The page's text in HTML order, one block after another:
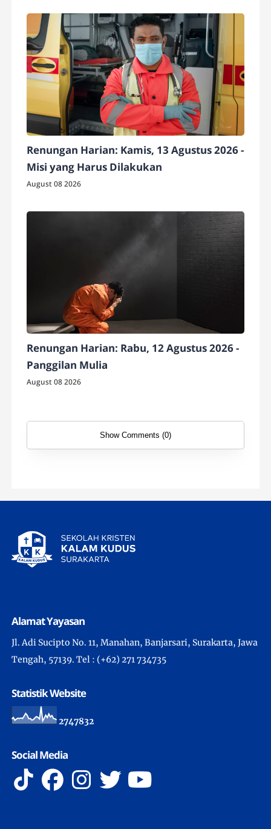
Renungan Harian: Kamis, 13 Agustus 2026 -
Misi yang Harus Dilakukan
August 08 2026
Renungan Harian: Rabu, 12 Agustus 2026 -
Panggilan Mulia
August 08 2026
Show Comments (0)
Alamat Yayasan
Jl. Adi Sucipto No. 11, Manahan, Banjarsari, Surakarta, Jawa
Tengah, 57139. Tel : (+62) 271 734735
Statistik Website
2747832
Social Media